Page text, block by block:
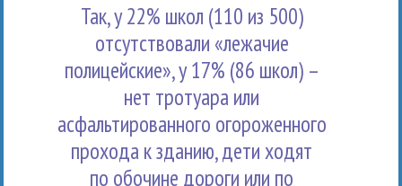
Так, у 22% школ (110 из 500)
отсутствовали «лежачие
полицейские», у 17% (86 школ) –
нет тротуара или
асфальтированного огороженного
прохода к зданию, дети ходят
по обочине дороги или по